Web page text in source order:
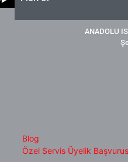
ANADOLU
Blog
Özel Servis Üyelik